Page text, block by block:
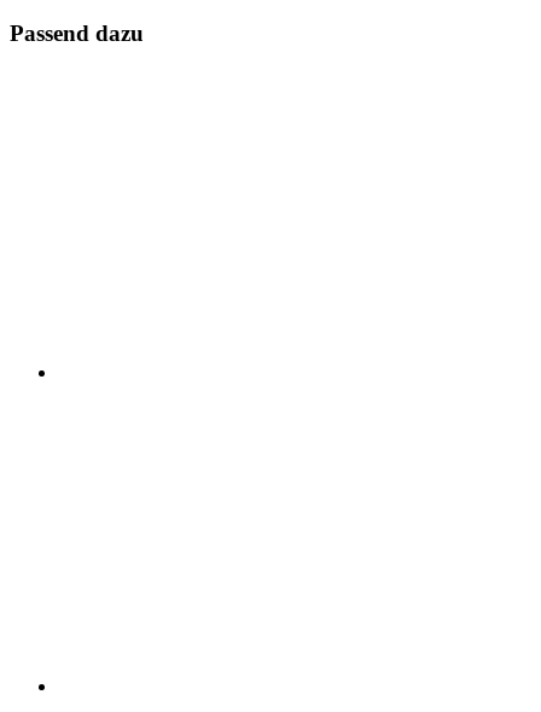
Passend dazu